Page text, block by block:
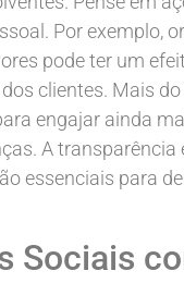
Por exemplo,
pode ter um
clientes. Mais
engajar ainda
A
essenciais para
Sociais